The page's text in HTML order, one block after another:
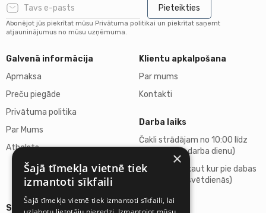
Pieteikties
Abonējot jūs piekrītat mūsu Privātuma politikai un piekrītat saņemt
atjauninājumus no mūsu uzņēmuma.
Galvenā informācija
Apmaksa
Preču piegāde
Privātuma politika
Par Mums
Atbalsts
Klientu apkalpošana
Par mums
Kontakti
Darba laiks
Čakli strādājam no 10:00 līdz
18:00 (katru darba dienu)
Atpūšamies kaut kur pie dabas
(sestdienās, svētdienās)
Sīkāka informācija
×
Šajā tīmekļa vietnē tiek
izmantoti sīkfaili
Šajā tīmekļa vietnē tiek izmantoti sīkfaili, lai